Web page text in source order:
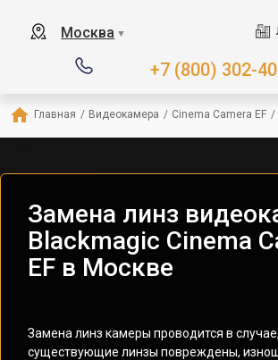
Москва ▼
+7 (800) 302-
Главная / Видеокамера / Cinema Camera EF /
Замена линз
Blackmagic Cinema
EF в Москве
Замена линз камеры проводится в
существующие линзы повреждены,